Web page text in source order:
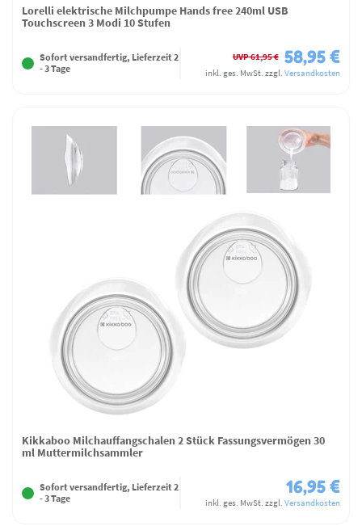
Lorelli elektrische Milchpumpe Hands free 240ml USB
Touchscreen 3 Modi 10 Stufen
Sofort versandfertig, Lieferzeit 2
- 3 Tage
UVP 61,95 € 58,95 €
inkl. ges. MwSt. zzgl. Versandkosten
Kikkaboo Milchauffangschalen 2 Stück Fassungsvermögen 30
ml Muttermilchsammler
Sofort versandfertig, Lieferzeit 2
- 3 Tage
16,95 €
inkl. ges. MwSt. zzgl. Versandkosten